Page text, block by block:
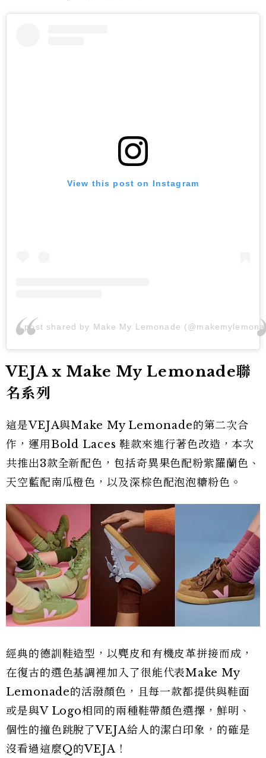
View this post on Instagram
A post shared by Make My Lemonade
VEJA x Make My Lemonade聯
名系列
這是VEJA與Make My Lemonade的第二次合
作，運用Bold Laces 鞋款來進行著色改造，本次
共推出3款全新配色，包括奇異果色配粉紫羅蘭色、
天空藍配南瓜橙色，以及深棕色配泡泡糖粉色。
經典的德訓鞋造型，以麂皮和有機皮革拼接而成，
在復古的選色基調裡加入了很能代表Make My
Lemonade的活潑顏色，且每一款都提供與鞋面
或是與V Logo相同的兩種鞋帶顏色選擇，鮮明、
個性的撞色跳脫了VEJA給人的潔白印象，的確是
沒看過這麼Q的VEJA！